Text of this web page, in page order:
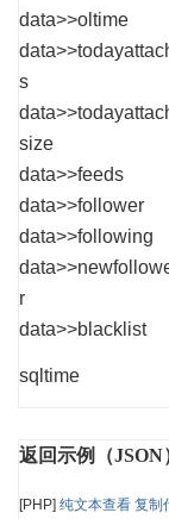
data>>oltime
s
size
data>>feeds
data>>follower
data>>following
r
data>>blacklist
sqltime
返回示例（JSON
[PHP] 纯文本查看 复制